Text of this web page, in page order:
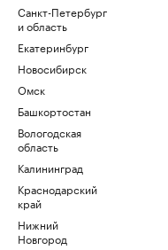
Санкт-Петербург
и область
Екатеринбург
Новосибирск
Омск
Башкортостан
Вологодская
область
Калининград
Краснодарский
край
Нижний
Новгород